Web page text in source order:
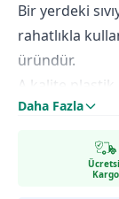
Bir yerdeki
rahatlıkla
üründür.
A kalite
Daha Fazla
Kargo